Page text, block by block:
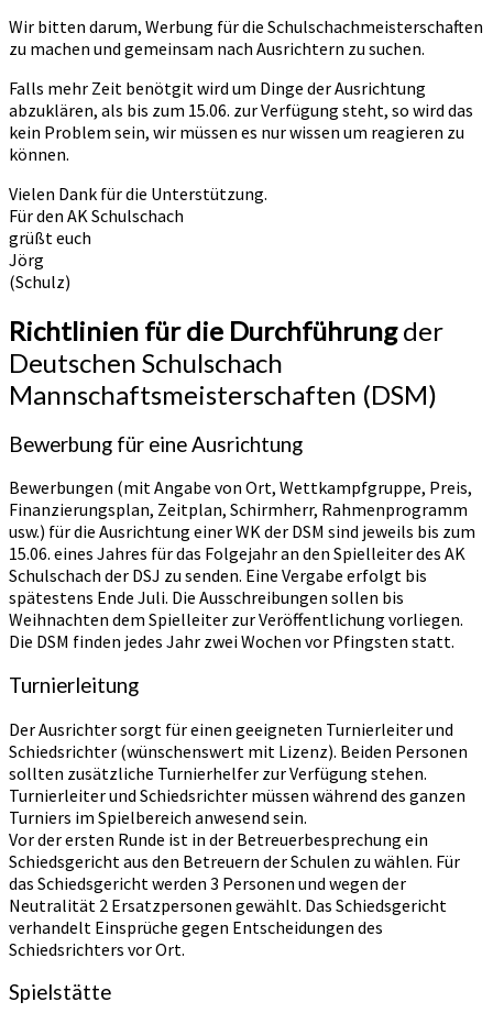
Wir bitten darum, Werbung für die Schulschachmeisterschaften
zu machen und gemeinsam nach Ausrichtern zu suchen.
Falls mehr Zeit benötgit wird um Dinge der Ausrichtung
abzuklären, als bis zum 15.06. zur Verfügung steht, so wird das
kein Problem sein, wir müssen es nur wissen um reagieren zu
können.
Vielen Dank für die Unterstützung.
Für den AK Schulschach
grüßt euch
Jörg
(Schulz)
Richtlinien für die Durchführungder
Deutschen Schulschach
Mannschaftsmeisterschaften (DSM)
Bewerbung für eine Ausrichtung
Bewerbungen (mit Angabe von Ort, Wettkampfgruppe, Preis,
Finanzierungsplan, Zeitplan, Schirmherr, Rahmenprogramm
usw.) für die Ausrichtung einer WK der DSM sind jeweils bis zum
15.06. eines Jahres für das Folgejahr an den Spielleiter des AK
Schulschach der DSJ zu senden. Eine Vergabe erfolgt bis
spätestens Ende Juli. Die Ausschreibungen sollen bis
Weihnachten dem Spielleiter zur Veröffentlichung vorliegen.
Die DSM finden jedes Jahr zwei Wochen vor Pfingsten statt.
Turnierleitung
Der Ausrichter sorgt für einen geeigneten Turnierleiter und
Schiedsrichter (wünschenswert mit Lizenz). Beiden Personen
sollten zusätzliche Turnierhelfer zur Verfügung stehen.
Turnierleiter und Schiedsrichter müssen während des ganzen
Turniers im Spielbereich anwesend sein.
Vor der ersten Runde ist in der Betreuerbesprechung ein
Schiedsgericht aus den Betreuern der Schulen zu wählen. Für
das Schiedsgericht werden 3 Personen und wegen der
Neutralität 2 Ersatzpersonen gewählt. Das Schiedsgericht
verhandelt Einsprüche gegen Entscheidungen des
Schiedsrichters vor Ort.
Spielstätte